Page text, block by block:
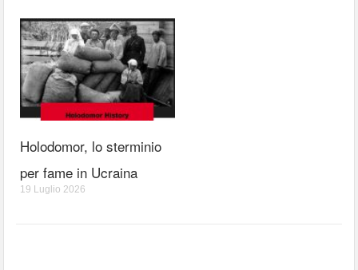
Holodomor, lo sterminio
per fame in Ucraina
19 Luglio 2026